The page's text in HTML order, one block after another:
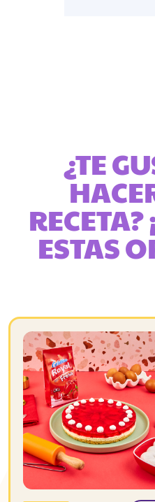
¿TE
ESTAS